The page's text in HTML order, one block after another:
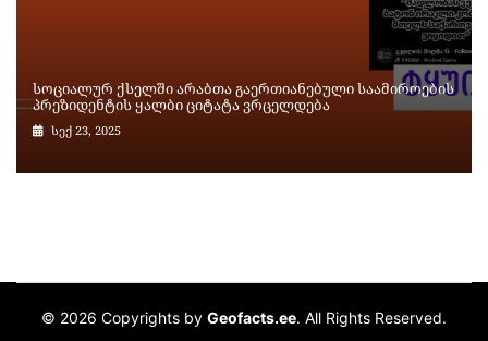
სოციალურ ქსელში არაბთა გაერთიანებული საამიროების
პრეზიდენტის ყალბი ციტატა ვრცელდება
სექ 23, 2025
© 2026 Copyrights by Geofacts.ee. All Rights Reserved.